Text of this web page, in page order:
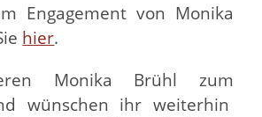
Engagement von Monika
hier.
Monika Brühl zum
wünschen ihr weiterhin